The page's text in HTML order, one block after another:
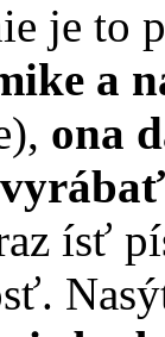
je to
a
ona
vyrábať
ísť